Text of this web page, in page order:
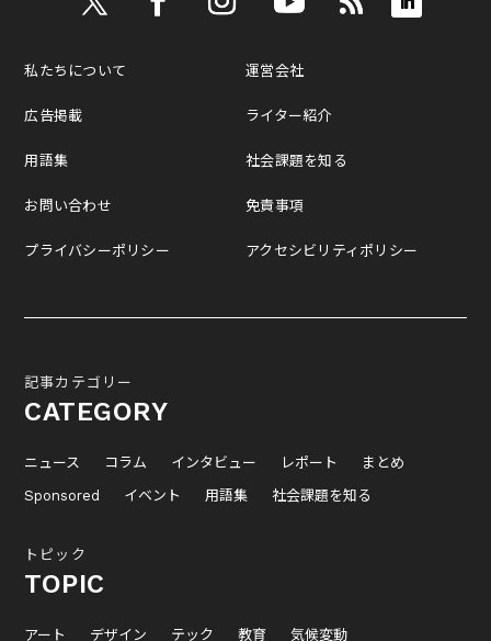
私たちについて
広告掲載
用語集
お問い合わせ
プライバシーポリシー
運営会社
ライター紹介
社会課題を知る
免責事項
アクセシビリティポリシー
記事カテゴリー
CATEGORY
ニュース コラム インタビュー レポート
まとめ
Sponsored
イベント 用語集 社会課題を知る
トピック
TOPIC
アート デザイン テック 教育 気候変動